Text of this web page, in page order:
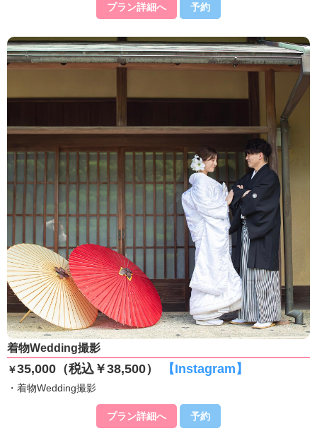
プラン詳細へ 予約
着物Wedding撮影
￥35,000（税込￥38,500） 【Instagram】
・着物Wedding撮影
プラン詳細へ 予約